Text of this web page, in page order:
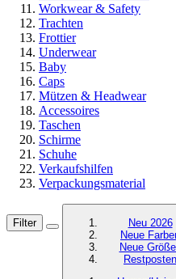
Workwear & Safety
Trachten
Frottier
Underwear
Baby
Caps
Mützen & Headwear
Accessoires
Taschen
Schirme
Schuhe
Verkaufshilfen
Verpackungsmaterial
Filter
Neu 2026
Neue
Neue
Restposten